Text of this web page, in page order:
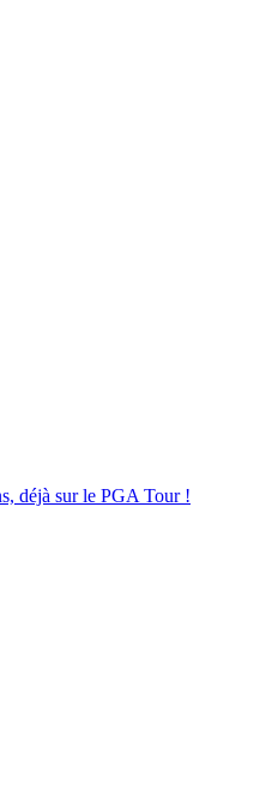
déjà sur le PGA Tour !